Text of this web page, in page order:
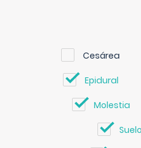
Cesárea
Epidural
Molestia